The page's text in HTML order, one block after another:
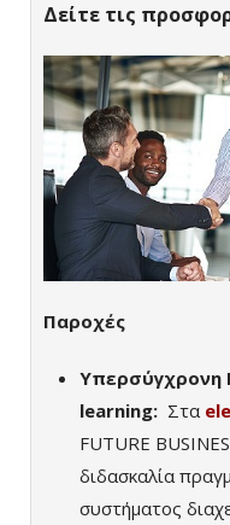
Δείτε τις
Παροχές
Υπερσύγχρονη
learning: Στα
FUTURE
διδασκαλία
συστήματος